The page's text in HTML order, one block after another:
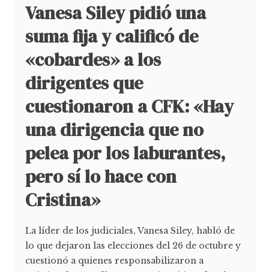
Vanesa Siley pidió una
suma fija y calificó de
«cobardes» a los
dirigentes que
cuestionaron a CFK: «Hay
una dirigencia que no
pelea por los laburantes,
pero sí lo hace con
Cristina»
La líder de los judiciales, Vanesa Siley, habló de
lo que dejaron las elecciones del 26 de octubre y
cuestionó a quienes responsabilizaron a